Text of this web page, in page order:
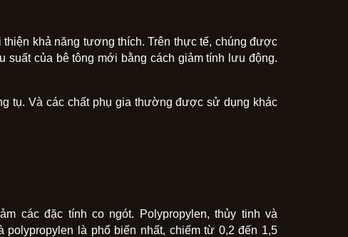
khả năng tương thích. Trên thực tế, chúng được
của bê tông mới bằng cách giảm tính lưu động.
tụ. Và các chất phụ gia thường được sử dụng khác
các đặc tính co ngót. Polypropylen, thủy tinh và
polypropylen là phổ biến nhất, chiếm từ 0,2 đến 1,5